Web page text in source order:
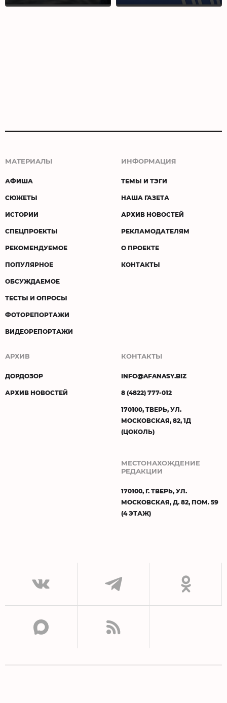
МАТЕРИАЛЫ
АФИША
СЮЖЕТЫ
ИСТОРИИ
СПЕЦПРОЕКТЫ
РЕКОМЕНДУЕМОЕ
ПОПУЛЯРНОЕ
ОБСУЖДАЕМОЕ
ТЕСТЫ И ОПРОСЫ
ФОТОРЕПОРТАЖИ
ВИДЕОРЕПОРТАЖИ
ИНФОРМАЦИЯ
ТЕМЫ И ТЭГИ
НАША ГАЗЕТА
АРХИВ НОВОСТЕЙ
РЕКЛАМОДАТЕЛЯМ
О ПРОЕКТЕ
КОНТАКТЫ
АРХИВ
ДОРДОЗОР
АРХИВ НОВОСТЕЙ
КОНТАКТЫ
INFO@AFANASY.BIZ
8 (4822) 777-012
170100, ТВЕРЬ, УЛ.
МОСКОВСКАЯ, 82, 1Д
(ЦОКОЛЬ)
МЕСТОНАХОЖДЕНИЕ
РЕДАКЦИИ
170100, Г. ТВЕРЬ, УЛ.
МОСКОВСКАЯ, Д. 82, ПОМ. 59
(4 ЭТАЖ)